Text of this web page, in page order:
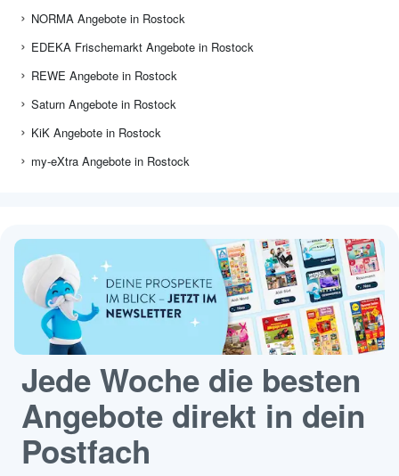
NORMA Angebote in Rostock
EDEKA Frischemarkt Angebote in Rostock
REWE Angebote in Rostock
Saturn Angebote in Rostock
KiK Angebote in Rostock
my-eXtra Angebote in Rostock
Jede Woche die besten
Angebote direkt in dein
Postfach